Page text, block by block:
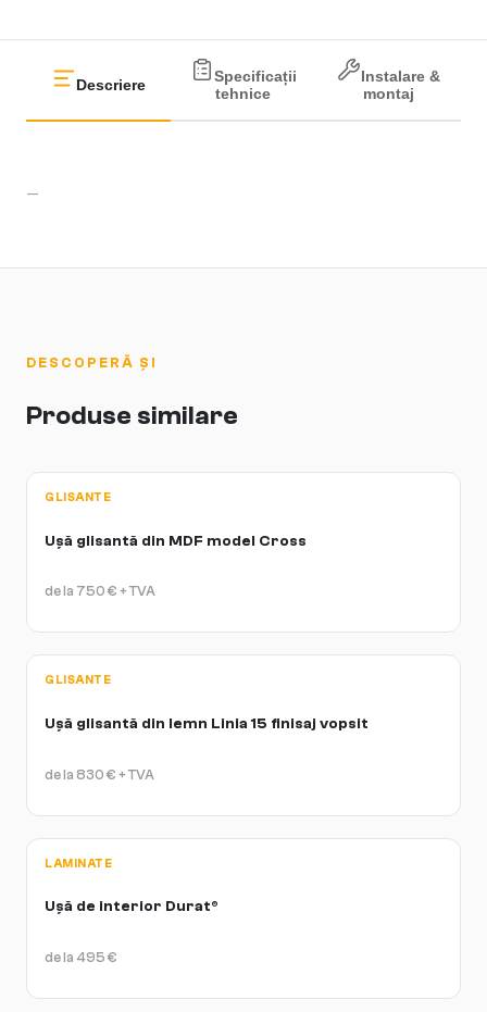
Descriere
Specificații
tehnice
Instalare &
montaj
—
DESCOPERĂ ȘI
Produse similare
GLISANTE
Ușă glisantă din MDF model Cross
de la 750 € + TVA
GLISANTE
Ușă glisantă din lemn Linia 15 finisaj vopsit
de la 830 € + TVA
LAMINATE
Ușă de interior Durat®
de la 495 €